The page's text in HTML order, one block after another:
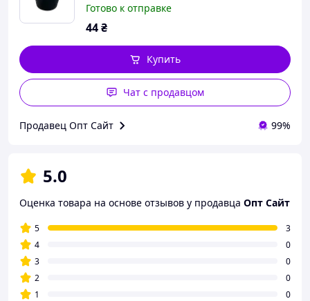
Готово к отправке
44₴
Купить
Чат с продавцом
Продавец Опт Сайт 99%
5.0
Оценка товара на основе отзывов у продавца Опт Сайт
5
3
4
0
3
0
2
0
1
0